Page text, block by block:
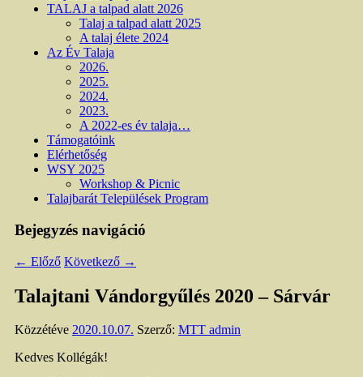
TALAJ a talpad alatt 2026
Talaj a talpad alatt 2025
A talaj élete 2024
Az Év Talaja
2026.
2025.
2024.
2023.
A 2022-es év talaja…
Támogatóink
Elérhetőség
WSY 2025
Workshop & Picnic
Talajbarát Települések Program
Bejegyzés navigáció
← Előző Következő →
Talajtani Vándorgyűlés 2020 – Sárvár
Közzétéve 2020.10.07. Szerző: MTT admin
Kedves Kollégák!